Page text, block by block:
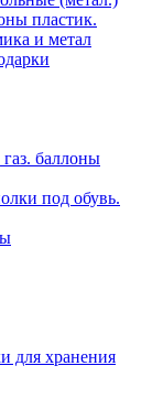
пластик.
и метал
баллоны
под обувь.
для хранения